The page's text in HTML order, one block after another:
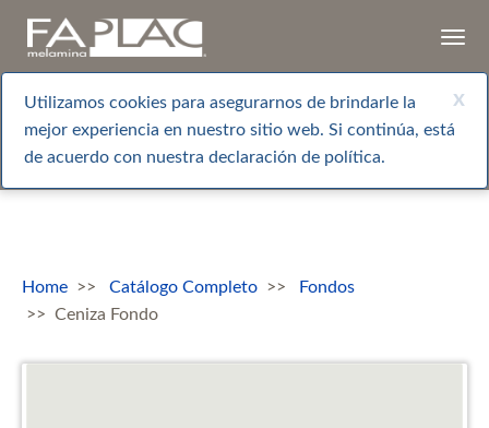
x
Utilizamos cookies para asegurarnos de brindarle la
mejor experiencia en nuestro sitio web. Si continúa, está
de acuerdo con nuestra declaración de política.
Home Catálogo Completo
Fondos
Ceniza Fondo